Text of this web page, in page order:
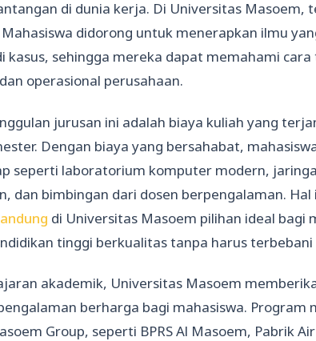
di dunia kerja. Di Universitas Masoem,
didorong untuk menerapkan ilmu
kasus, sehingga mereka dapat memahami
operasional perusahaan.
jurusan ini adalah biaya kuliah yang
Dengan biaya yang bersahabat,
seperti laboratorium komputer modern,
dan bimbingan dari dosen berpengalaman.
di Universitas Masoem pilihan ideal bagi
tinggi berkualitas tanpa harus terbebani
akademik, Universitas Masoem
berharga bagi mahasiswa. Program
Group, seperti BPRS Al Masoem, Pabrik Air